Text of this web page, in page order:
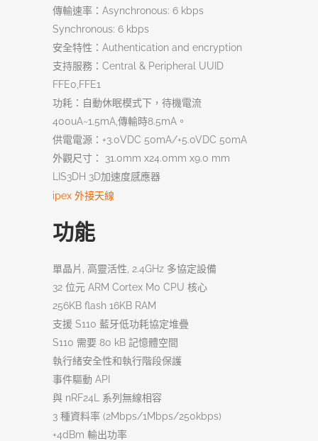
傳輸速率：Asynchronous: 6 kbps
Synchronous: 6 kbps
安全特性：Authentication and encryption
支持服務：Central & Peripheral UUID
FFE0,FFE1
功耗：自動休眠模式下，待機電流
400uA~1.5mA,傳輸時8.5mA。
供電電源：+3.0VDC 50mA/+5.0VDC 50mA
外觀尺寸： 31.0mm x24.0mm x9.0 mm
LIS3DH 3D加速度感應器
ipex 外接天線
功能
單晶片, 高靈活性, 2.4GHz 多協定設備
32 位元 ARM Cortex M0 CPU 核心
256KB flash 16KB RAM
支援 S110 藍牙低功耗協定堆疊
S110 需要 80 kB 記憶體空間
執行緒安全性和執行階段保護
事件驅動 API
與 nRF24L 系列無線相容
3 種資料率 (2Mbps/1Mbps/250kbps)
+4dBm 輸出功率